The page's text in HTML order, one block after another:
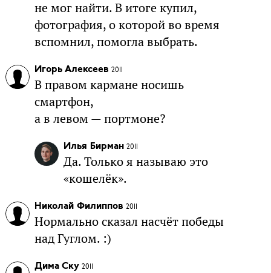
не мог найти. В итоге купил,
фотография, о которой во время
вспомнил, помогла выбрать.
Игорь Алексеев 2011
В правом кармане носишь
смартфон,
а в левом — портмоне?
Илья Бирман 2011
Да. Только я называю это
«кошелёк».
Николай Филиппов 2011
Нормально сказал насчёт победы
над Гуглом. :)
Дима Ску 2011